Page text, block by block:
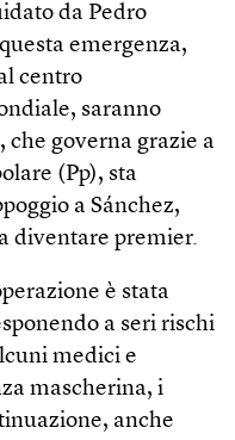
da Pedro
emergenza,
centro
saranno
governa grazie a
(Pp), sta
a Sánchez,
diventare premier.
è stata
a seri rischi
medici e
mascherina, i
anche